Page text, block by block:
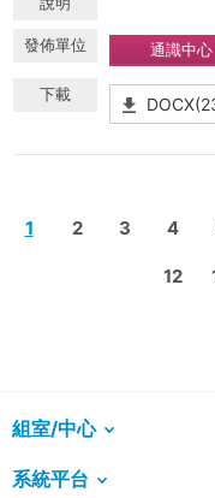
通識中心
1 2 3 4
12
組室/中心
系統平台